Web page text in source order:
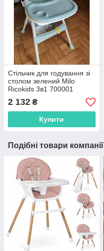
Стільчик для годування зі
столом зелений Milo
Ricokids 3в1 700001
2 132 ₴
Купити
Подібні товари компанії